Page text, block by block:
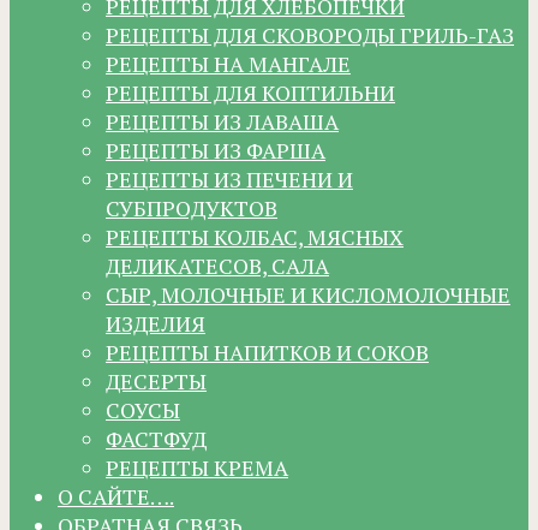
РЕЦЕПТЫ ДЛЯ ХЛЕБОПЕЧКИ
РЕЦЕПТЫ ДЛЯ СКОВОРОДЫ ГРИЛЬ-ГАЗ
РЕЦЕПТЫ НА МАНГАЛЕ
РЕЦЕПТЫ ДЛЯ КОПТИЛЬНИ
РЕЦЕПТЫ ИЗ ЛАВАША
РЕЦЕПТЫ ИЗ ФАРША
РЕЦЕПТЫ ИЗ ПЕЧЕНИ И
СУБПРОДУКТОВ
РЕЦЕПТЫ КОЛБАС, МЯСНЫХ
ДЕЛИКАТЕСОВ, САЛА
СЫР, МОЛОЧНЫЕ И КИСЛОМОЛОЧНЫЕ
ИЗДЕЛИЯ
РЕЦЕПТЫ НАПИТКОВ И СОКОВ
ДЕСЕРТЫ
СОУСЫ
ФАСТФУД
РЕЦЕПТЫ КРЕМА
О САЙТЕ….